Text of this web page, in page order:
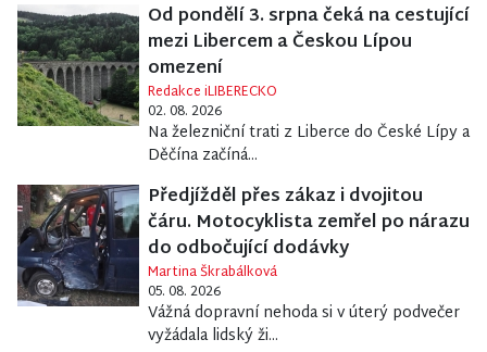
Od pondělí 3. srpna čeká na cestující
mezi Libercem a Českou Lípou
omezení
Redakce iLIBERECKO
02. 08. 2026
Na železniční trati z Liberce do České Lípy a
Děčína začíná...
Předjížděl přes zákaz i dvojitou
čáru. Motocyklista zemřel po nárazu
do odbočující dodávky
Martina Škrabálková
05. 08. 2026
Vážná dopravní nehoda si v úterý podvečer
vyžádala lidský ži...